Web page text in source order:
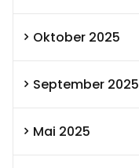
Oktober 2025
September 2025
Mai 2025